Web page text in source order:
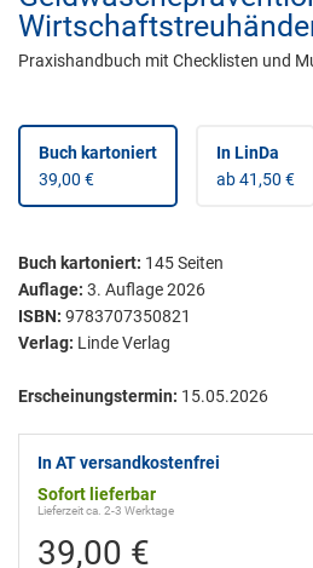
Praxishandbuch mit Checklisten und
Buch kartoniert
39,00 €
In LinDa
ab 41,50 €
Buch kartoniert: 145Seiten
Auflage: 3. Auflage 2026
ISBN: 9783707350821
Verlag: Linde Verlag
Erscheinungstermin: 15.05.2026
In AT versandkostenfrei
Sofort lieferbar
Lieferzeit ca. 2-3 Werktage
39,00 €